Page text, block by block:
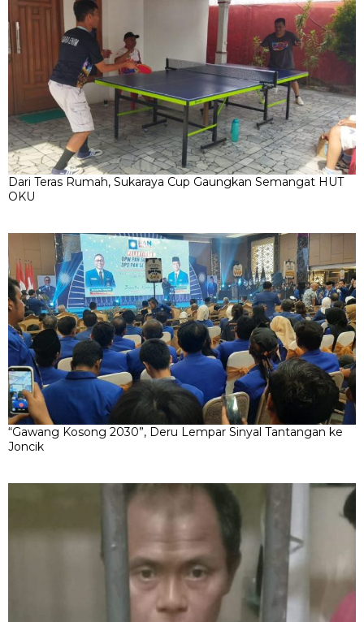
Dari Teras Rumah, Sukaraya Cup Gaungkan Semangat HUT
OKU
“Gawang Kosong 2030”, Deru Lempar Sinyal Tantangan ke
Joncik